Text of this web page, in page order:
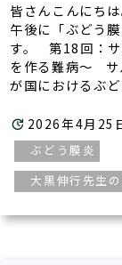
医療機器紹介
ブログ
手術実績
医療関係者の方
採用情
皆さんこんにち
午後に「ぶどう
す。 第18回：
を作る難病～ サ
が国におけるぶ
2026年4月25
ぶどう膜炎
大黒伸行先生